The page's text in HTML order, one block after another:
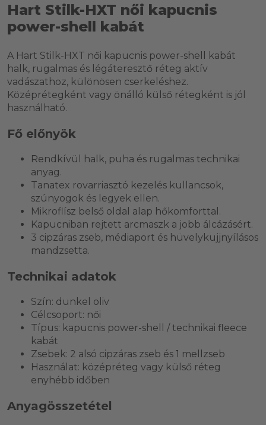
Hart Stilk-HXT női kapucnis
power-shell kabát
A Hart Stilk-HXT női kapucnis power-shell kabát
halk, rugalmas és légáteresztő réteg aktív
vadászathoz, különösen cserkeléshez.
Középrétegként vagy önálló külső rétegként is jól
használható.
Fő előnyök
Rendkívül halk, puha és rugalmas technikai
anyag.
Tanatex rovarriasztó kezelés kullancsok,
szúnyogok és legyek ellen.
Mikroflísz belső oldal alap hőkomforttal.
Kapucniban rejtett arcmaszk a jobb álcázásért.
3 cipzáras zseb, médiaport és hüvelykujjnyílásos
mandzsetta.
Technikai adatok
Szín: dunkel oliv
Célcsoport: női
Típus: kapucnis power-shell / technikai fleece
kabát
Zsebek: 2 alsó cipzáras zseb és 1 mellzseb
Használat: középréteg vagy külső réteg
enyhébb időben
Anyagösszetétel